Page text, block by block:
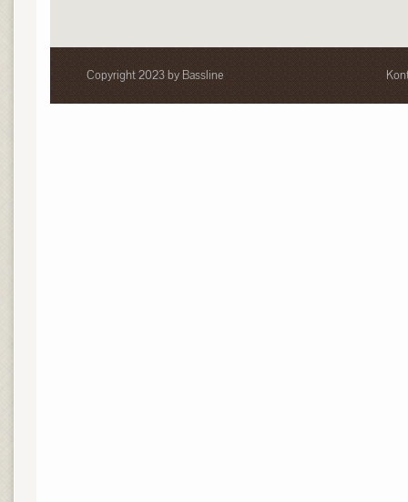
Copyright 2023 by Bassline